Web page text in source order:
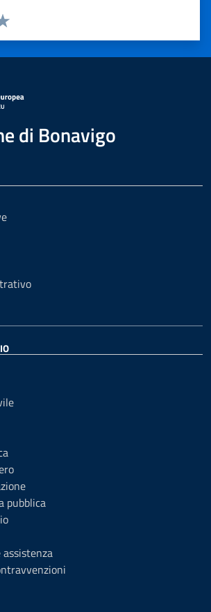
5 stelle su 5
4 stelle su 5
su 5
su 5
5
di Bonavigo
pubblica